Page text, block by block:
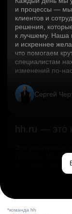
и процессы — мы
клиентов и
решения,
к лучшему. Наша
и искреннее
что помогаем
специалистам
изменений
Сергей
hh.ru — это
свободы. Мы
по поиску
*команда hh